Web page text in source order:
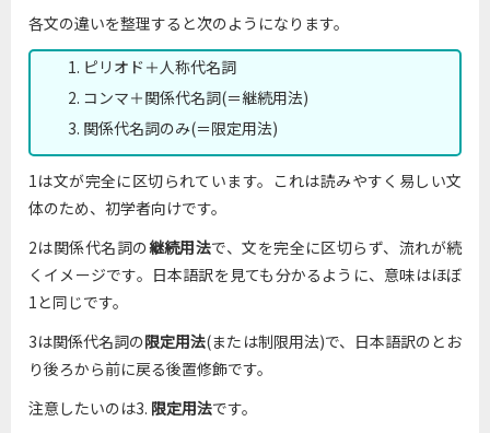
各文の違いを整理すると次のようになります。
ピリオド＋人称代名詞
コンマ＋関係代名詞(＝継続用法)
関係代名詞のみ(＝限定用法)
1は文が完全に区切られています。これは読みやすく易しい文
体のため、初学者向けです。
2は関係代名詞の継続用法で、文を完全に区切らず、流れが続
くイメージです。日本語訳を見ても分かるように、意味はほぼ
1と同じです。
3は関係代名詞の限定用法(または制限用法)で、日本語訳のとお
り後ろから前に戻る後置修飾です。
注意したいのは3. 限定用法です。